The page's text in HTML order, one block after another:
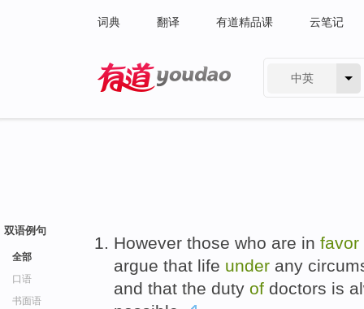
词典 翻译 有道精品课 云笔记
中英
双语例句
全部
口语
书面语
However those who are in favor
argue that life under any
and that the duty of doctors is